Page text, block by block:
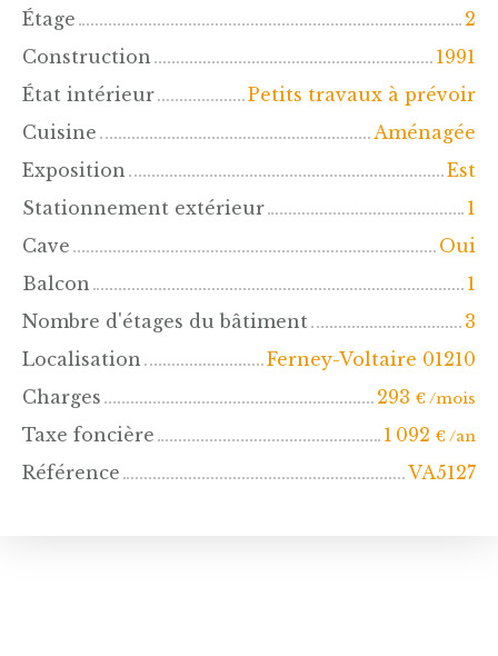
Étage
2
Construction
1991
État intérieur
Petits travaux à prévoir
Cuisine
Aménagée
Exposition
Est
Stationnement extérieur
1
Cave
Oui
Balcon
1
Nombre d'étages du bâtiment
3
Localisation
Ferney-Voltaire 01210
Charges
293 € /mois
Taxe foncière 1 092 € /an
Référence VA5127